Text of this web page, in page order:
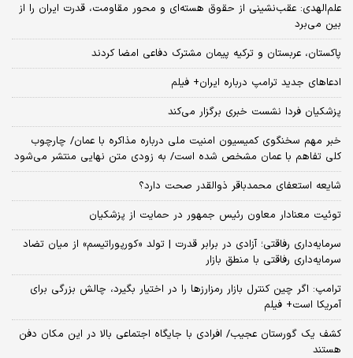
علم‌الهدی: عقب‌نشینی از حقوق هسته‌ای و محور مقاومت، قدرت ایران را از
بین می‌برد
پاکستان، عربستان و ترکیه پیمان مشترک دفاعی امضا کردند
ادعاهای جدید ترامپ درباره ایران+ فیلم
پزشکیان فردا نشست خبری برگزار می‌کند
خبر مهم سخنگوی کمیسیون امنیت ملی درباره مذاکره با عمان/ چارچوب
کلی تفاهم با عمان مشخص شده است/ به زودی متن نهایی منتشر می‌شود
شایعه استعفای محمدباقر ذوالقدر صحت دارد؟
توئیت معنادار معاون رئیس جمهور در حمایت از پزشکیان
سرمایه‌داری رفاقتی؛ آزادی در برابر قدرت | تولد «کورپوراتیسم» از میان تضاد
سرمایه‌داری رفاقتی با منطق بازار
ترامپ: اگر چین کنترل بازار رمزارزها را در اختیار بگیرد، چالش بزرگی برای
آمریکا است+ فیلم
کشف یک گورستان عجیب/ افرادی با جایگاه اجتماعی بالا در این مکان دفن
هستند